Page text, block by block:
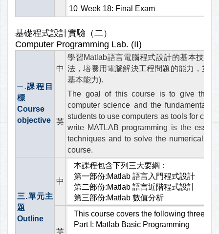
10 Week 18: Final Exam
基礎程式設計實驗（二）
Computer Programming Lab. (II)
一.課程目
標
Course
objective
中
學習Matlab語言電腦程式設計的基本技巧
法，培養用電腦解決工程問題的能力，並
基本能力).
英
The goal of this course is to give the
computer science and the fundamental
students to use computers as tools for
write MATLAB programming is the
techniques and to solve the numerical
course.
三.單元主
題
Outline
中
本課程包含下列三大要綱：
第一部份:Matlab 語言入門程式設計
第二部份:Matlab 語言近階程式設計
第三部份:Matlab 數值分析
英
This course covers the following three
Part I: Matlab Basic Programming